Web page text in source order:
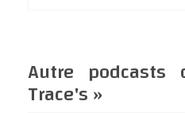
Autre
Trace's »